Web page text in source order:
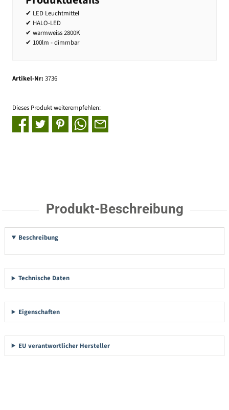
✔ LED Leuchtmittel
✔ HALO-LED
✔ warmweiss 2800K
✔ 100lm - dimmbar
Artikel-Nr: 3736
Dieses Produkt weiterempfehlen:
Produkt-Beschreibung
Beschreibung
Technische Daten
Eigenschaften
EU verantwortlicher Hersteller